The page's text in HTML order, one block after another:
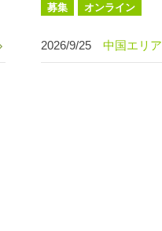
募集 オンライン
2026/9/25 中国エリア